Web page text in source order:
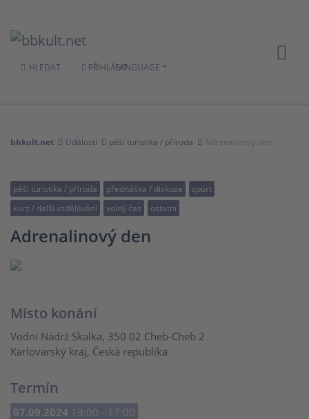
HLEDAT PŘIHLÁSITLANGUAGE
bbkult.net Události pěší turistika / příroda Adrenalinový den
pěší turistika / příroda přednáška / diskuze
sport
kurz / další vzdělávání
volný čas ostatní
Adrenalinový den
Místo konání
Vodní Nádrž Skalka, 350 02 Cheb-Cheb 2
Karlovarský kraj, Česká republika
Termín
07.09.2024 13:00 - 17:00